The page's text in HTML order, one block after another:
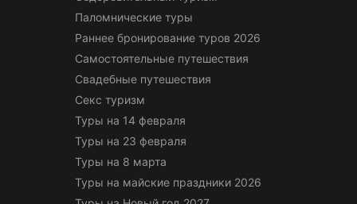
Паломнические туры
Раннее бронирование туров 2026
Самостоятельные путешествия
Свадебные путешествия
Секс туризм
Туры на 14 февраля
Туры на 23 февраля
Туры на 8 марта
Туры на майские праздники 2026